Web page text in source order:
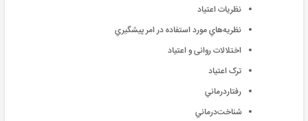
نظریات اعتیاد
نظريه‌هاي مورد استفاده در امر پيشگيري
اختلالات روانی و اعتیاد
ترک اعتياد
رفتار‌درماني
شناخت‌درماني